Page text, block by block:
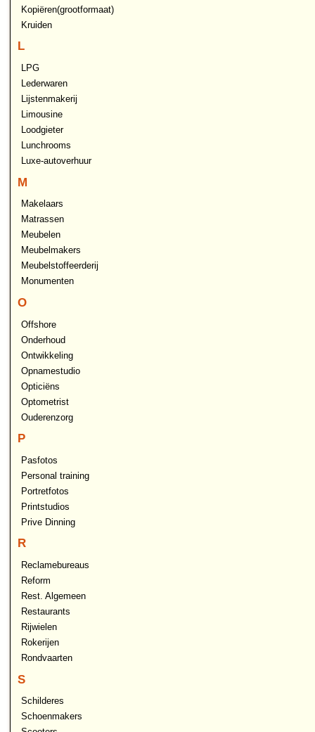
Kopiëren(grootformaat)
Kruiden
L
LPG
Lederwaren
Lijstenmakerij
Limousine
Loodgieter
Lunchrooms
Luxe-autoverhuur
M
Makelaars
Matrassen
Meubelen
Meubelmakers
Meubelstoffeerderij
Monumenten
O
Offshore
Onderhoud
Ontwikkeling
Opnamestudio
Opticiëns
Optometrist
Ouderenzorg
P
Pasfotos
Personal training
Portretfotos
Printstudios
Prive Dinning
R
Reclamebureaus
Reform
Rest. Algemeen
Restaurants
Rijwielen
Rokerijen
Rondvaarten
S
Schilderes
Schoenmakers